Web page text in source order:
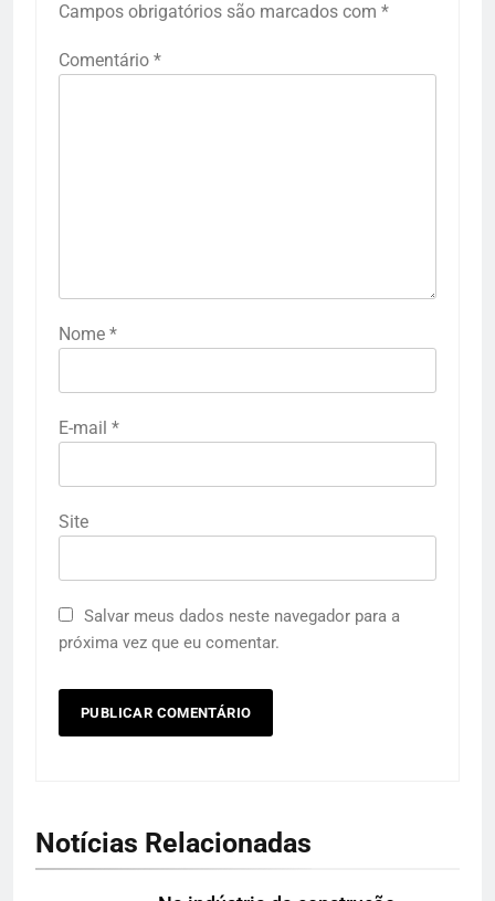
Campos obrigatórios são marcados com *
Comentário *
Nome *
E-mail *
Site
Salvar meus dados neste navegador para a
próxima vez que eu comentar.
Notícias Relacionadas